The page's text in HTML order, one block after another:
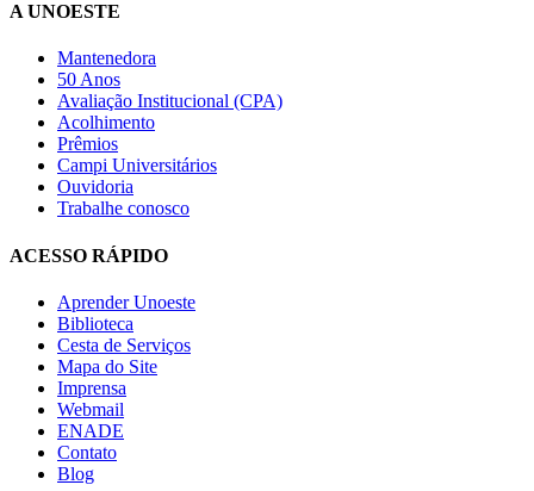
A UNOESTE
Mantenedora
50 Anos
Avaliação Institucional (CPA)
Acolhimento
Prêmios
Campi Universitários
Ouvidoria
Trabalhe conosco
ACESSO RÁPIDO
Aprender Unoeste
Biblioteca
Cesta de Serviços
Mapa do Site
Imprensa
Webmail
ENADE
Contato
Blog